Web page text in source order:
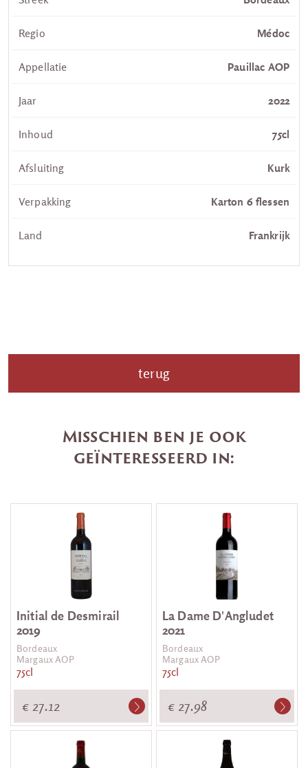
Regio Médoc
Appellatie Pauillac AOP
Jaar 2022
Inhoud 75cl
Afsluiting Kurk
Verpakking Karton 6 flessen
Land Frankrijk
terug
Misschien ben je ook
geïnteresseerd in:
Initial de Desmirail
2019
Bordeaux
Margaux AOP
75cl
€ 27.12
La Dame D'Angludet
2021
Bordeaux
Margaux AOP
75cl
€ 27.98